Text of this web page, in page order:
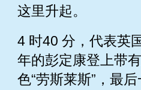
这里升起。
4 时40 分，代表英
年的彭定康登上带
色“劳斯莱斯”，最